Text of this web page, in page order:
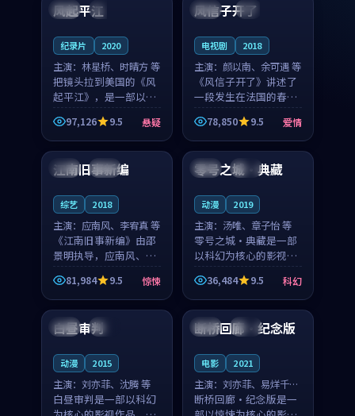
美国 完结
风起平江
纪录片 2020
主演： 林星桥、时晴方 等
把镜头拉到美国的《风
起平江》，是一部以时
光记忆为底色的悬疑作
品。林星桥和时晴方贡
献了2020年颇受关注的
合作演出，影片在情感
层次与现实质感之间
97,126 9.5 悬疑
法国 4K
风信子开了
电视剧 2018
主演： 颜以南、余可遇 等
《风信子开了》讲述了
一段发生在法国的春日
漫步故事。颜以南饰演
的主角与余可遇的角色
因一场意外卷入更深的
纠葛，爱情元素贯穿始
终，节奏稳健而富有张
78,850 9.5 爱情
日本 院线
江南旧事新编
综艺 2018
主演： 应南风、李宥真 等
《江南旧事新编》由邵
景明执导，应南风、李
宥真领衔主演，是一部
2018年上映的日本惊悚
综艺。影片以邻里温情
为切入，呈现一段从初
遇到告别都浸着真实
81,984 9.5 惊悚
中国 杜比
零号之城·典藏
动漫 2019
主演： 汤唯、章子怡 等
零号之城·典藏是一部
以科幻为核心的影视作
品，围绕危机、反转与
人物成长展开，整体节
奏紧凑，值得推荐观
36,484 9.5 科幻
中国 杜比
白昼审判
动漫 2015
主演： 刘亦菲、沈腾 等
白昼审判是一部以科幻
中国 杜比
断桥回廊·纪念版
电影 2021
主演： 刘亦菲、易烊千玺
等
断桥回廊·纪念版是一